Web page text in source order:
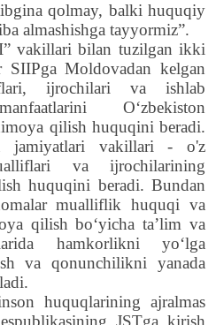
qolmay, balki huquqiy
almashishga tayyormiz”.
vakillari bilan tuzilgan ikki
SIIPga Moldovadan kelgan
ijrochilari va ishlab
O‘zbekiston
qilish huquqini beradi.
jamiyatlari vakillari - o'z
va ijrochilarining
huquqini beradi. Bundan
mualliflik huquqi va
qilish bo‘yicha ta’lim va
hamkorlikni yo‘lga
va qonunchilikni yanada
huquqlarining ajralmas
JSTga kirish